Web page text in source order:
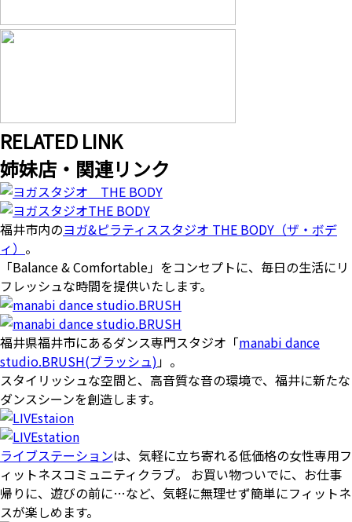
RELATED LINK
姉妹店・関連リンク
福井市内のヨガ&ピラティススタジオ THE BODY（ザ・ボデ
ィ） 。
「Balance & Comfortable」をコンセプトに、毎日の生活にリ
フレッシュな時間を提供いたします。
福井県福井市にあるダンス専門スタジオ「manabi dance
studio.BRUSH(ブラッシュ)」。
スタイリッシュな空間と、高音質な音の環境で、福井に新たな
ダンスシーンを創造します。
ライブステーションは、気軽に立ち寄れる低価格の女性専用フ
ィットネスコミュニティクラブ。 お買い物ついでに、お仕事
帰りに、遊びの前に…など、気軽に無理せず簡単にフィットネ
スが楽しめます。